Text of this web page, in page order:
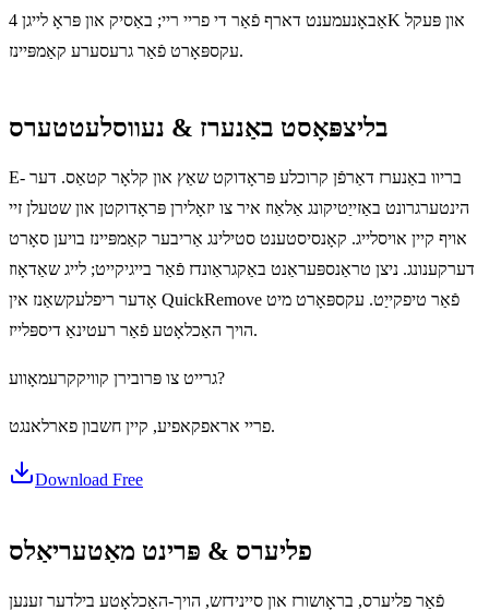
אַבאָנעמענט דארף פֿאַר די פריי ריי; באַסיק און פּראָ לייגן 4K און פּעקל
עקספּאָרט פֿאַר גרעסערע קאַמפּיינז.
בליצפּאָסט באַנערז & נעווסלעטטערס
E- בריוו באַנערז דאַרפֿן קרוכלע פּראָדוקט שאַץ און קלאָר קטאַס. דער
הינטערגרונט באַזייַטיקונג אַלאַוז איר צו יזאָלירן פּראָדוקטן און שטעלן זיי
אויף קיין אויסלייג. קאָנסיסטענט סטילינג אַריבער קאַמפּיינז בויען סאָרט
דערקענונג. ניצן טראַנספּעראַנט באַקגראַונדז פֿאַר בייגיקייט; לייג שאַדאָוז
אָדער ריפלעקשאַנז אין QuickRemove פֿאַר טיפקייַט. עקספּאָרט מיט
הויך האַכלאָטע פֿאַר רעטינאַ דיספּלייז.
גרייט צו פּרובירן קוויקקרעמאָווע?
פריי אראפקאפיע, קיין חשבון פארלאנגט.
Download Free
פליערס & פּרינט מאַטעריאַלס
פֿאַר פליערס, בראָושורז און סיינידזש, הויך-האַכלאָטע בילדער זענען